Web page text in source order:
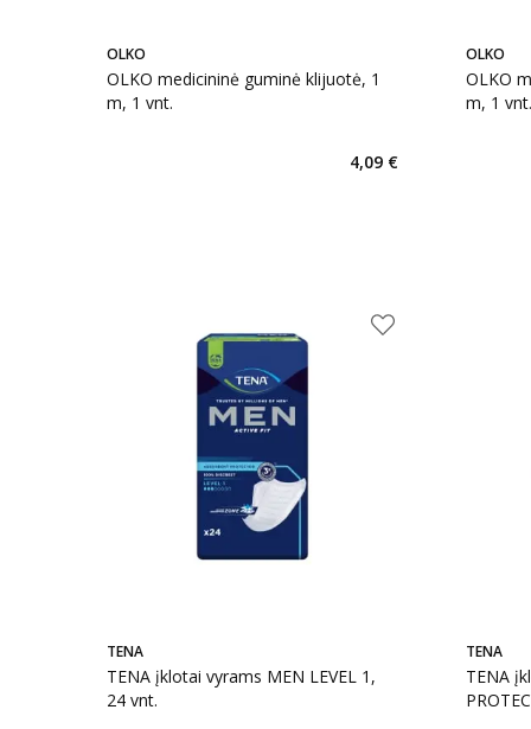
OLKO
OLKO medicininė guminė klijuotė, 1
m, 1 vnt.
4,09 €
OLKO
OLKO
m, 1 vnt.
TENA
TENA įklotai vyrams MEN LEVEL 1,
24 vnt.
TENA
TENA